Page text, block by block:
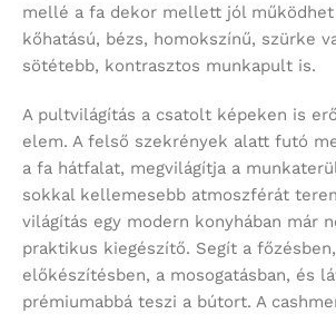
mellé a fa dekor mellett jól működhet
kőhatású, bézs, homokszínű, szürke
sötétebb, kontrasztos munkapult is.
A pultvilágítás a csatolt képeken is
elem. A felső szekrények alatt futó
a fa hátfalat, megvilágítja a
sokkal kellemesebb atmoszférát
világítás egy modern konyhában már
praktikus kiegészítő. Segít a
előkészítésben, a mosogatásban, és
prémiumabbá teszi a bútort. A